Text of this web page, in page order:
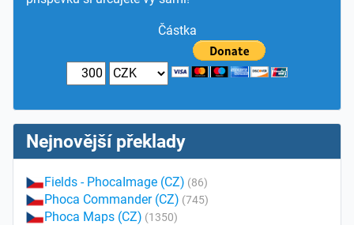
Částka
Nejnovější překlady
Fields - PhocaImage (CZ) (86)
Phoca Commander (CZ) (745)
Phoca Maps (CZ) (1350)